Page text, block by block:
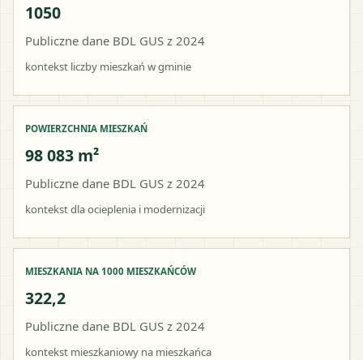
1050
Publiczne dane BDL GUS z 2024
kontekst liczby mieszkań w gminie
POWIERZCHNIA MIESZKAŃ
98 083 m²
Publiczne dane BDL GUS z 2024
kontekst dla ocieplenia i modernizacji
MIESZKANIA NA 1000 MIESZKAŃCÓW
322,2
Publiczne dane BDL GUS z 2024
kontekst mieszkaniowy na mieszkańca